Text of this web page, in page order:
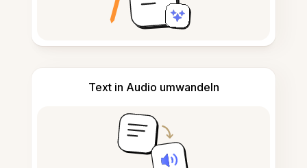
Text in Audio umwandeln